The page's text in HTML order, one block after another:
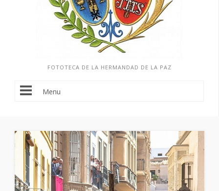
FOTOTECA DE LA HERMANDAD DE LA PAZ
Menu